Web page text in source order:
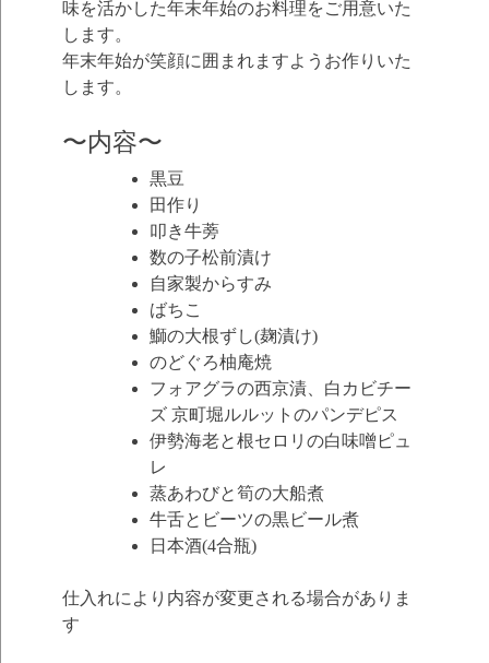
味を活かした年末年始のお料理をご用意いた
します。
年末年始が笑顔に囲まれますようお作りいた
します。
〜内容〜
黒豆
田作り
叩き牛蒡
数の子松前漬け
自家製からすみ
ばちこ
鰤の大根ずし(麹漬け)
のどぐろ柚庵焼
フォアグラの西京漬、白カビチー
ズ 京町堀ルルットのパンデピス
伊勢海老と根セロリの白味噌ピュ
レ
蒸あわびと筍の大船煮
牛舌とビーツの黒ビール煮
日本酒(4合瓶)
仕入れにより内容が変更される場合がありま
す